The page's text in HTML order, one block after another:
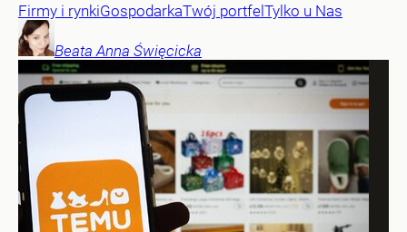
Firmy i rynkiGospodarkaTwój portfelTylko u Nas
Beata Anna Święcicka